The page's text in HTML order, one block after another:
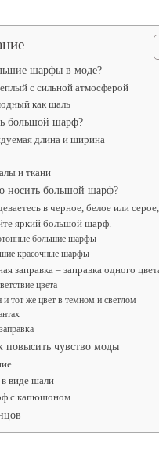
шарфы в моде?
с сильной атмосферой
как шаль
большой шарф?
длина и ширина
и ткани
носить большой шарф?
в черное, белое или серое,
яркий большой шарф.
большие шарфы
красочные шарфы
заправка – заправка одного
цвета
и тот же цвет в темном и светлом
повысить чувство моды
виде шали
с капюшоном